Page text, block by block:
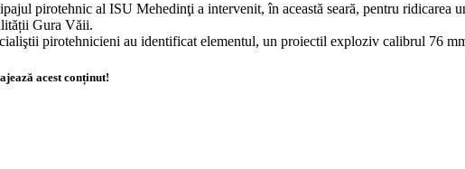
pirotehnic al ISU Mehedinţi a intervenit, în această seară, pentru ridicarea
Gura Văii.
pirotehnicieni au identificat elementul, un proiectil exploziv calibrul 76
acest conținut!